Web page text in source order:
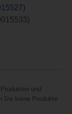
und
Sie keine Produkte